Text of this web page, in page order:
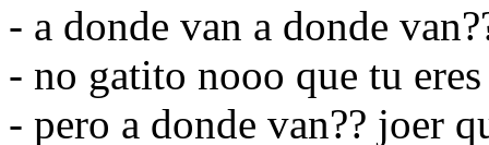
- a donde van a donde
- no gatito nooo que tu
- pero a donde van?? joer